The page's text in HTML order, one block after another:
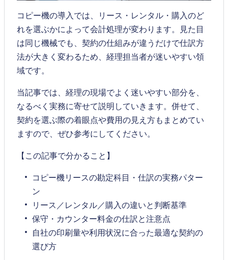
コピー機の導入では、リース・レンタル・購入のど
れを選ぶかによって会計処理が変わります。見た目
は同じ機械でも、契約の仕組みが違うだけで仕訳方
法が大きく変わるため、経理担当者が迷いやすい領
域です。
当記事では、経理の現場でよく迷いやすい部分を、
なるべく実務に寄せて説明していきます。併せて、
契約を選ぶ際の着眼点や費用の見え方もまとめてい
ますので、ぜひ参考にしてください。
【この記事で分かること】
コピー機リースの勘定科目・仕訳の実務パター
ン
リース／レンタル／購入の違いと判断基準
保守・カウンター料金の仕訳と注意点
自社の印刷量や利用状況に合った最適な契約の
選び方